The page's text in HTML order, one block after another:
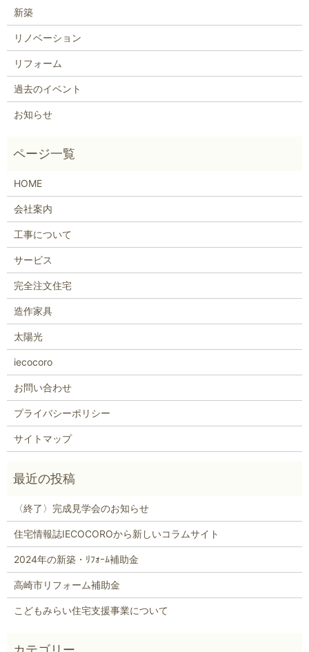
新築
リノベーション
リフォーム
過去のイベント
お知らせ
HOME
会社案内
工事について
サービス
完全注文住宅
造作家具
太陽光
iecocoro
お問い合わせ
プライバシーポリシー
サイトマップ
〈終了〉完成見学会のお知らせ
住宅情報誌IECOCOROから新しいコラムサイト
2024年の新築・ﾘﾌｫｰﾑ補助金
高崎市リフォーム補助金
こどもみらい住宅支援事業について